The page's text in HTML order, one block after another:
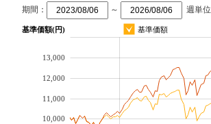
期間： ～ 週単位
基準価額(円) 基準価額
10,000
11,000
12,000
13,000